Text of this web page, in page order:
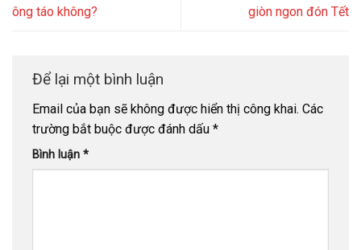
ông táo không?
giòn ngon đón Tết
Để lại một bình luận
Email của bạn sẽ không được hiển thị công khai. Các
trường bắt buộc được đánh dấu *
Bình luận *